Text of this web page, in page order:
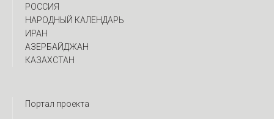
РОССИЯ
НАРОДНЫЙ КАЛЕНДАРЬ
ИРАН
АЗЕРБАЙДЖАН
КАЗАХСТАН
Портал проекта